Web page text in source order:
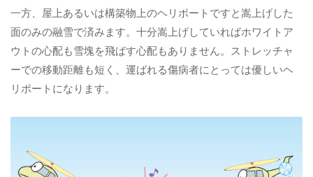
一方、屋上あるいは構築物上のヘリポートですと嵩上げした
面のみの融雪で済みます。十分嵩上げしていればホワイトア
ウトの心配も雪塊を飛ばす心配もありません。ストレッチャ
ーでの移動距離も短く、運ばれる傷病者にとっては優しいヘ
リポートになります。